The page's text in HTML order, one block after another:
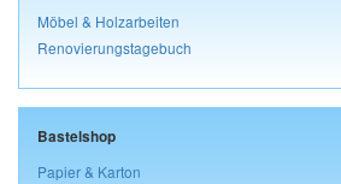
Möbel & Holzarbeiten
Renovierungstagebuch
Bastelshop
Papier & Karton